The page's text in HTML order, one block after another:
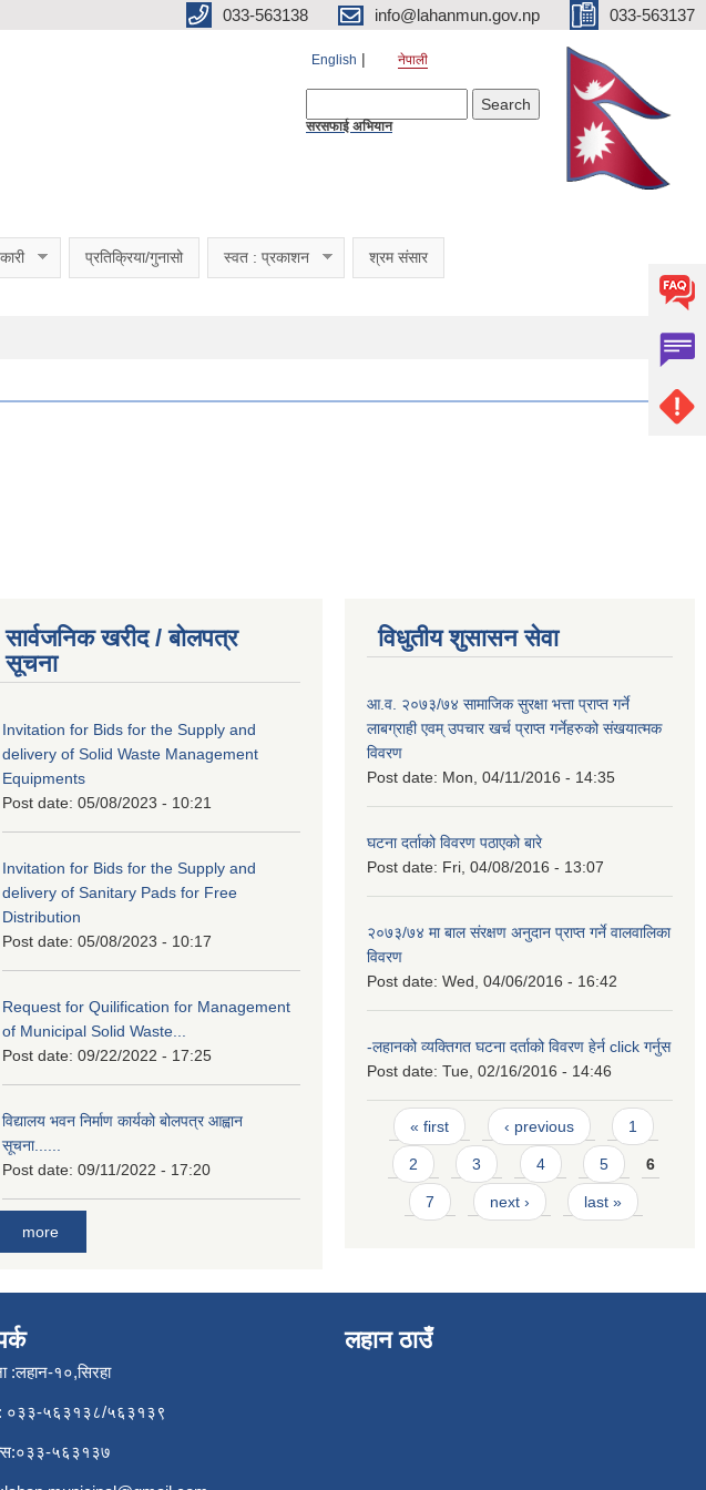
033-563138 info@lahanmun.gov.np 033-563137
English नेपाली
सरसफाई अभियान
प्रतिक्रिया/गुनासो स्वत : प्रकाशन श्रम संसार
सार्वजनिक खरीद / बोलपत्र
सूचना
Invitation for Bids for the Supply and
delivery of Solid Waste Management
Equipments
Post date: 05/08/2023 - 10:21
Invitation for Bids for the Supply and
delivery of Sanitary Pads for Free
Distribution
Post date: 05/08/2023 - 10:17
Request for Quilification for Management
of Municipal Solid Waste...
Post date: 09/22/2022 - 17:25
विद्यालय भवन निर्माण कार्यको बोलपत्र आह्वान
सूचना......
Post date: 09/11/2022 - 17:20
more
विधुतीय शुसासन सेवा
आ.व. २०७३/७४ सामाजिक सुरक्षा भत्ता प्राप्त गर्ने
लाबग्राही एवम् उपचार खर्च प्राप्त गर्नेहरुको संखयात्मक
विवरण
Post date: Mon, 04/11/2016 - 14:35
घटना दर्ताको विवरण पठाएको बारे
Post date: Fri, 04/08/2016 - 13:07
२०७३/७४ मा बाल संरक्षण अनुदान प्राप्त गर्ने वालवालिका
विवरण
Post date: Wed, 04/06/2016 - 16:42
-लहानको व्यक्तिगत घटना दर्ताको विवरण हेर्न click गर्नुस
Post date: Tue, 02/16/2016 - 14:46
Pages
« first ‹ previous 1
2 3 4 5 6
7 next › last »
:लहान-१०,सिरहा
०३३-५६३१३८/५६३१३९
५६३१३७
लहान ठाउँ